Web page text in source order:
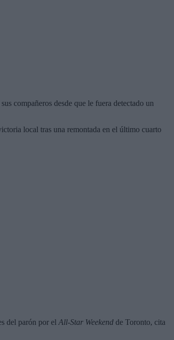
compañeros desde que le fuera detectado un
local tras una remontada en el último cuarto
del parón por el All-Star Weekend de Toronto, cita